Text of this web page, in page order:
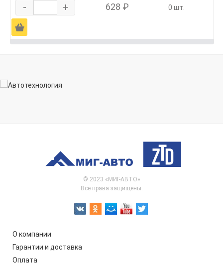
- + 628 ₽ 0 шт.
Ä
© 2023 «МИГ-АВТО»
Все права защищены.
О компании
Гарантии и доставка
Оплата